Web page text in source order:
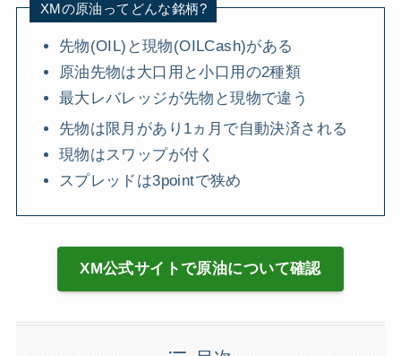
XMの原油ってどんな銘柄?
先物(OIL)と現物(OILCash)がある
原油先物は大口用と小口用の2種類
最大レバレッジが先物と現物で違う
先物は限月があり1ヵ月で自動決済される
現物はスワップが付く
スプレッドは3pointで狭め
XM公式サイトで原油について確認